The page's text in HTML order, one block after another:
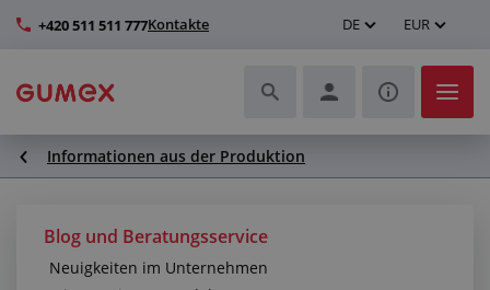
+420 511 511 777Kontakte DE EUR
Schläuche und deren Komplettierung
Technische Kunststoffe
Informationen aus der Produktion
Blog und Beratungsservice
Neuigkeiten im Unternehmen